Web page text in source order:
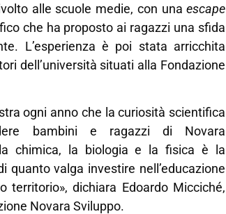
alle scuole medie, con unaescape
che ha proposto ai ragazzi una sfida
L’esperienza è poi stata arricchita
dell’università situati alla Fondazione
ogni anno che la curiosità scientifica
bambini e ragazzi di Novara
chimica, la biologia e la fisica è la
quanto valga investire nell’educazione
territorio», dichiara Edoardo Micciché,
Novara Sviluppo.